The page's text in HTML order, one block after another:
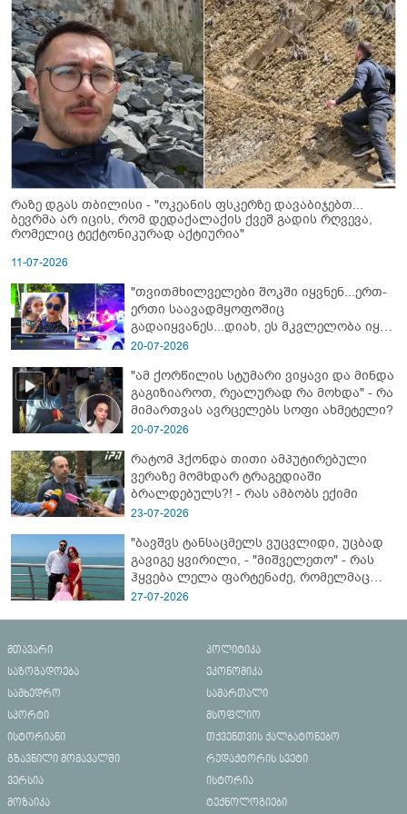
რაზე დგას თბილისი - "ოკეანის ფსკერზე დავაბიჯებთ...
ბევრმა არ იცის, რომ დედაქალაქის ქვეშ გადის რღვევა,
რომელიც ტექტონიკურად აქტიურია"
11-07-2026
"თვითმხილველები შოკში იყვნენ...ერთ-
ერთი საავადმყოფოშიც
გადაიყვანეს...დიახ, ეს მკვლელობა იყო"
- გორში დატრიალებული ტრაგედიის
20-07-2026
"ამ ქორწილის სტუმარი ვიყავი და მინდა
გაგიზიაროთ, რეალურად რა მოხდა" - რა
მიმართვას ავრცელებს სოფი ახმეტელი?
20-07-2026
რატომ ჰქონდა თითი ამპუტირებული
ვერაზე მომხდარ ტრაგედიაში
ბრალდებულს?! - რას ამბობს ექიმი
23-07-2026
"ბავშვს ტანსაცმელს ვუცვლიდი, უცბად
გავიგე ყვირილი, - "მიშველეთო" - რას
ჰყვება ლელა ფარტენაძე, რომელმაც
ბათუმში 16 წლის ბიჭი ზღვაში
27-07-2026
მთავარი
პოლიტიკა
საზოგადოება
ეკონომიკა
სამხედრო
სამართალი
სპორტი
მსოფლიო
ისტორიანი
თქვენთვის ქალბატონებო
გზავნილი მომავალში
რედაქტორის სვეტი
ვერსია
ისტორია
მოზაიკა
ტექნოლოგიები